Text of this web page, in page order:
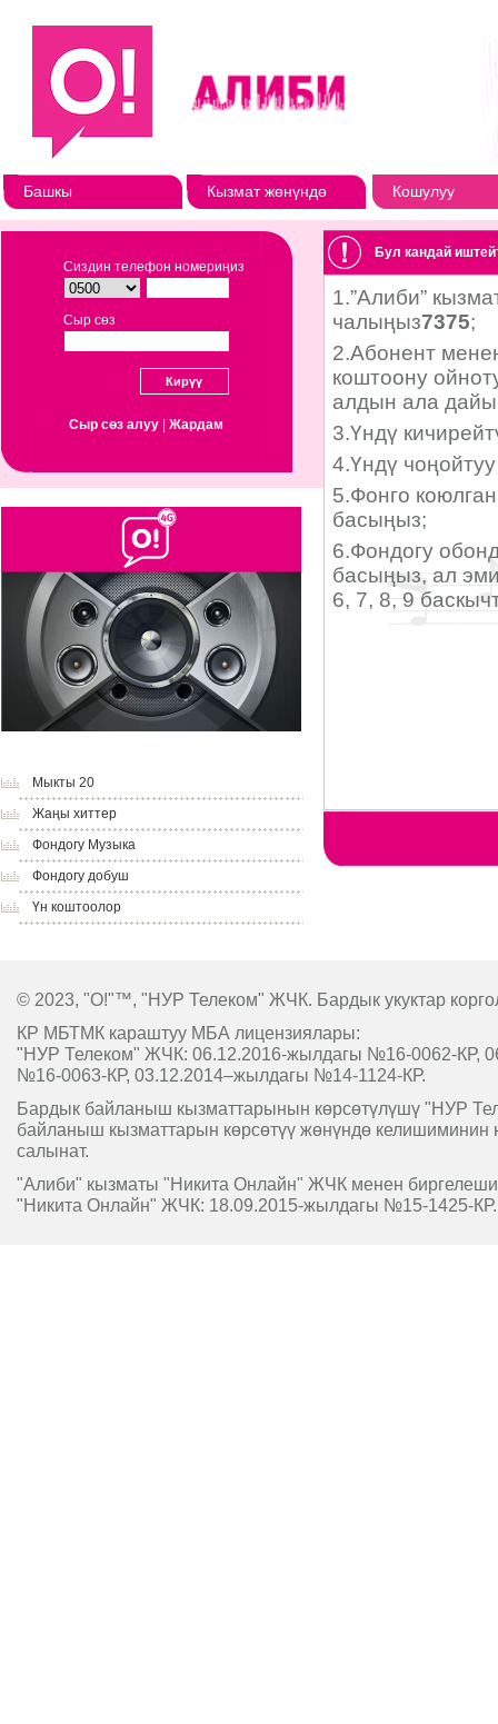
Башкы Кызмат жөнүндө Кошулуу
Сиздин телефон номериңиз
Сыр сөз
Сыр сөз алуу Жардам
Мыкты 20
Жаңы хиттер
Фондогу Музыка
Фондогу добуш
Үн коштоолор
Бул кандай
© 2023, "O!"™, "НУР Телеком" ЖЧК. Бардык укуктар
КР МБТМК караштуу МБА лицензиялары:
"НУР Телеком" ЖЧК: 06.12.2016-жылдагы №16-0062-КР,
№16-0063-КР, 03.12.2014–жылдагы №14-1124-КР.
Бардык байланыш кызматтарынын көрсөтүлүшү "НУР
байланыш кызматтарын көрсөтүү жөнүндө келишиминин
салынат.
"Алиби" кызматы "Никита Онлайн" ЖЧК менен
"Никита Онлайн" ЖЧК: 18.09.2015-жылдагы №15-1425-КР.